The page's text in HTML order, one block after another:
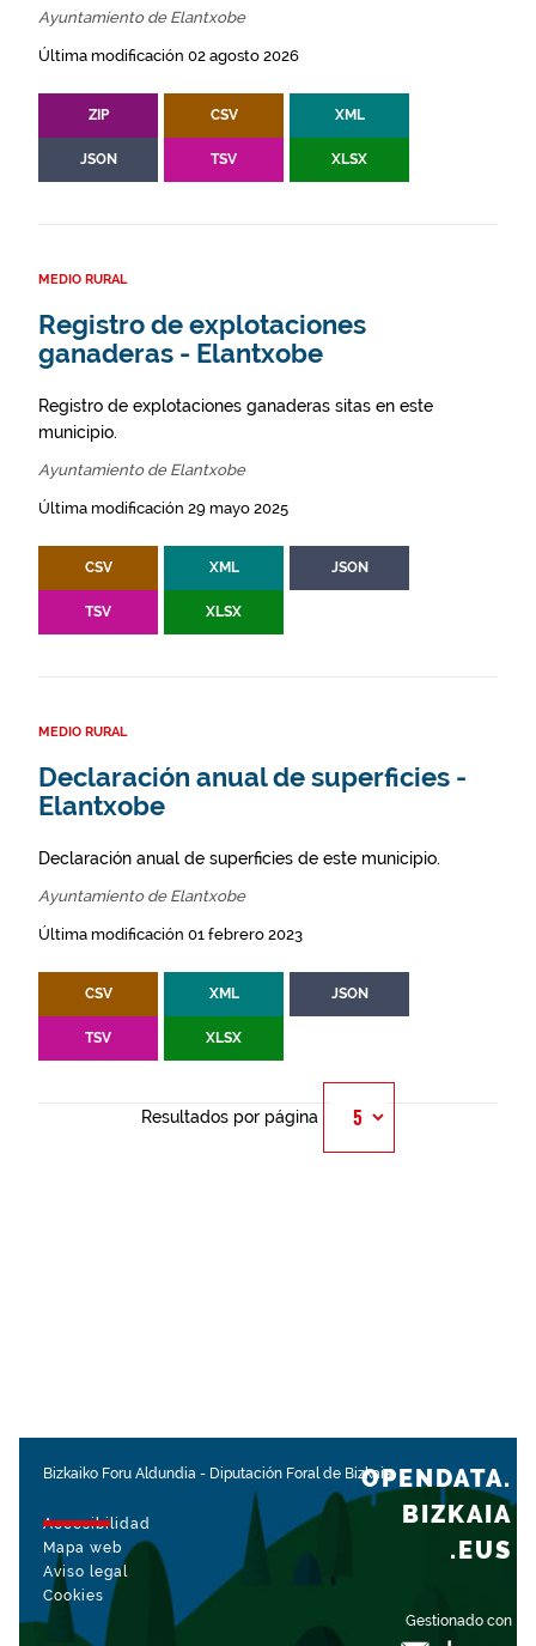
Ayuntamiento de Elantxobe
Última modificación 02 agosto 2026
ZIP CSV XML
JSON TSV XLSX
MEDIO RURAL
Registro de explotaciones
ganaderas - Elantxobe
Registro de explotaciones ganaderas sitas en este
municipio.
Ayuntamiento de Elantxobe
Última modificación 29 mayo 2025
CSV XML JSON
TSV XLSX
MEDIO RURAL
Declaración anual de superficies -
Elantxobe
Declaración anual de superficies de este municipio.
Ayuntamiento de Elantxobe
Última modificación 01 febrero 2023
CSV XML JSON
TSV XLSX
Resultados por página
Bizkaiko Foru Aldundia - Diputación Foral de Bizkaia
Accesibilidad
Mapa web
Aviso legal
Cookies
Gestionado con
OPENDATA.
BIZKAIA
.EUS